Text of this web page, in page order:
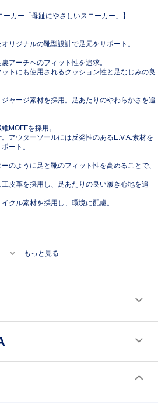
カー「母趾にやさしいスニーカー」】
リジナルの靴型設計で足元をサポート。
アーチへのフィット性を追求。
トにも使用されるクッション性と足なじみの良
ャージ素材を採用。足あたりのやわらかさを追
MOFFを採用。
アウターソールには反発性のあるE.V.A.素材を
ート。
のように足と靴のフィット性を高めることで、
工皮革を採用し、足あたりの良い履き心地を追
クル素材を採用し、環境に配慮。
もっと見る